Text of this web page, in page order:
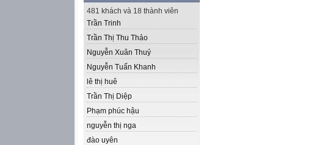
481 khách và 18 thành viên
Trần Trinh
Trần Thị Thu Thảo
Nguyễn Xuân Thuỷ
Nguyễn Tuấn Khanh
lê thị huê
Trần Thị Diệp
Phạm phúc hậu
nguyễn thị nga
đào uyên